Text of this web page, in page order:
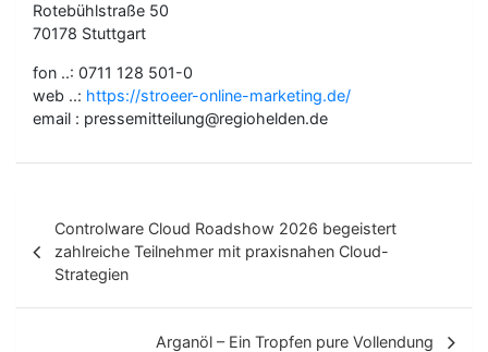
Rotebühlstraße 50
70178 Stuttgart
fon ..: 0711 128 501-0
web ..: https://stroeer-online-marketing.de/
email : pressemitteilung@regiohelden.de
e
Controlware Cloud Roadshow 2026 begeistert
zahlreiche Teilnehmer mit praxisnahen Cloud-
Strategien
Arganöl – Ein Tropfen pure Vollendung